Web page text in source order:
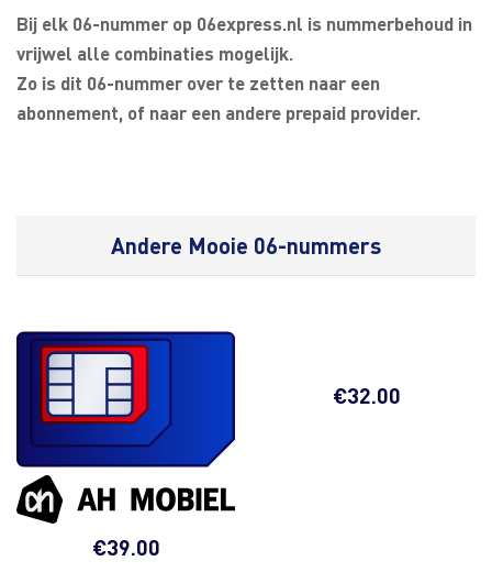
Bij elk 06-nummer op 06express.nl is nummerbehoud in
vrijwel alle combinaties mogelijk.
Zo is dit 06-nummer over te zetten naar een
abonnement, of naar een andere prepaid provider.
Andere Mooie 06-nummers
€39.00
€32.00